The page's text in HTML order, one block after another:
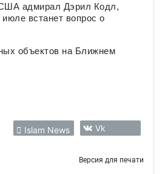
адмирал Дэрил Кодл,
встанет вопрос о
объектов на Ближнем
Islam News Vk
Версия для печати